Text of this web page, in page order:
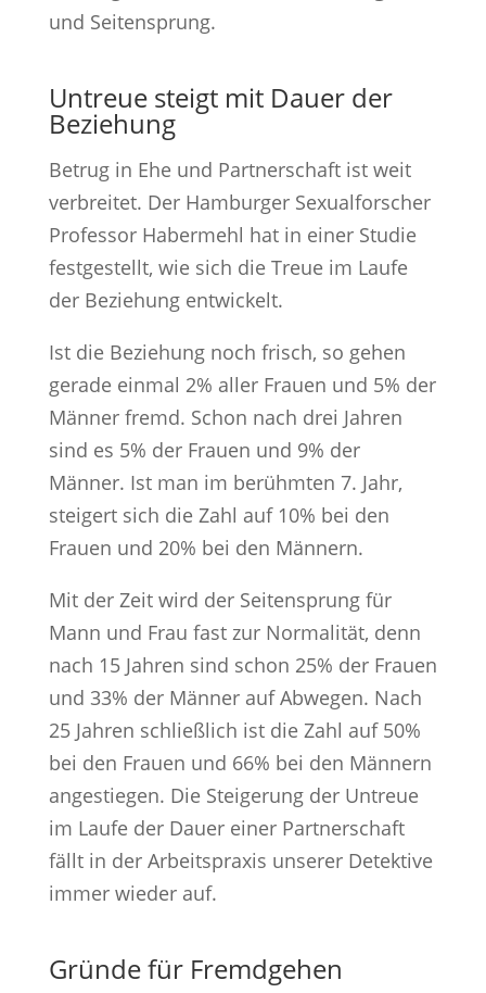
und Seitensprung.
Untreue steigt mit Dauer der
Beziehung
Betrug in Ehe und Partnerschaft ist weit
verbreitet. Der Hamburger Sexualforscher
Professor Habermehl hat in einer Studie
festgestellt, wie sich die Treue im Laufe
der Beziehung entwickelt.
Ist die Beziehung noch frisch, so gehen
gerade einmal 2% aller Frauen und 5% der
Männer fremd. Schon nach drei Jahren
sind es 5% der Frauen und 9% der
Männer. Ist man im berühmten 7. Jahr,
steigert sich die Zahl auf 10% bei den
Frauen und 20% bei den Männern.
Mit der Zeit wird der Seitensprung für
Mann und Frau fast zur Normalität, denn
nach 15 Jahren sind schon 25% der Frauen
und 33% der Männer auf Abwegen. Nach
25 Jahren schließlich ist die Zahl auf 50%
bei den Frauen und 66% bei den Männern
angestiegen. Die Steigerung der Untreue
im Laufe der Dauer einer Partnerschaft
fällt in der Arbeitspraxis unserer Detektive
immer wieder auf.
Gründe für Fremdgehen